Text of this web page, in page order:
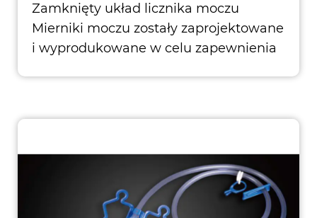
Zamknięty układ licznika moczu
Mierniki moczu zostały zaprojektowane
i wyprodukowane w celu zapewnienia